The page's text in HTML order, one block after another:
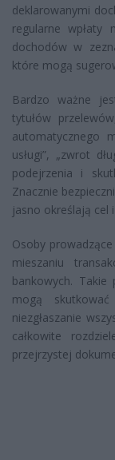
deklarowanymi
regularne wpłaty
dochodów w
które mogą
Bardzo ważne
tytułów
automatycznego
usługi”, „zwrot
podejrzenia i
Znacznie
jasno określają cel
Osoby
mieszaniu
bankowych.
mogą
niezgłaszanie
całkowite
przejrzystej